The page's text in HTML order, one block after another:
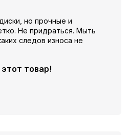
но прочные и
Не придраться. Мыть
следов износа не
товар!